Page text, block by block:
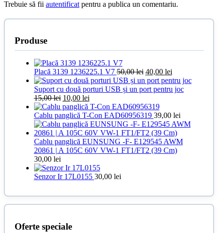
Trebuie să fii autentificat pentru a publica un comentariu.
Produse
Placă 3139 1236225.1 V750,00lei Prețul
inițial
a
50,00 lei.
40,00 leiPrețul
curent
este:
Suport cu două porturi USB și un port pentru joc
15,00lei Prețul
inițial
a
fost:
15,00 lei.
10,00 leiPrețul
curent
este:
10,00 lei.
Cablu panglică T-Con EAD60956319 39,00 lei
Cablu panglică EUNSUNG -F- E129545 AWM
20861 | A 105C 60V VW-1 FT1/FT2 (39 Cm)
30,00 lei
Senzor Ir 17L0155 30,00 lei
Oferte speciale